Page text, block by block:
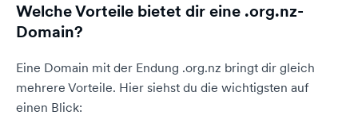
Welche Vorteile bietet dir eine .org.nz-
Domain?
Eine Domain mit der Endung .org.nz bringt dir gleich
mehrere Vorteile. Hier siehst du die wichtigsten auf
einen Blick: